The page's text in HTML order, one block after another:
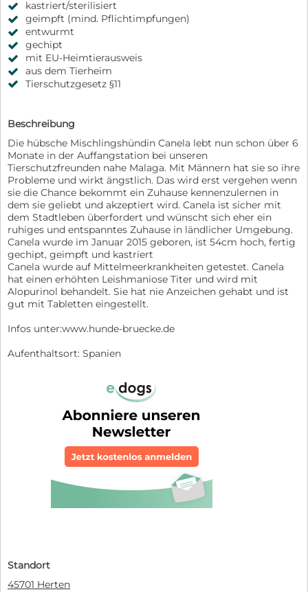
kastriert/sterilisiert
geimpft (mind. Pflichtimpfungen)
entwurmt
gechipt
mit EU-Heimtierausweis
aus dem Tierheim
Tierschutzgesetz §11
Beschreibung
Die hübsche Mischlingshündin Canela lebt nun schon über 6
Monate in der Auffangstation bei unseren
Tierschutzfreunden nahe Malaga. Mit Männern hat sie so ihre
Probleme und wirkt ängstlich. Das wird erst vergehen wenn
sie die Chance bekommt ein Zuhause kennenzulernen in
dem sie geliebt und akzeptiert wird. Canela ist sicher mit
dem Stadtleben überfordert und wünscht sich eher ein
ruhiges und entspanntes Zuhause in ländlicher Umgebung.
Canela wurde im Januar 2015 geboren, ist 54cm hoch, fertig
gechipt, geimpft und kastriert
Canela wurde auf Mittelmeerkrankheiten getestet. Canela
hat einen erhöhten Leishmaniose Titer und wird mit
Alopurinol behandelt. Sie hat nie Anzeichen gehabt und ist
gut mit Tabletten eingestellt.
Infos unter:www.hunde-bruecke.de
Aufenthaltsort: Spanien
Standort
45701 Herten